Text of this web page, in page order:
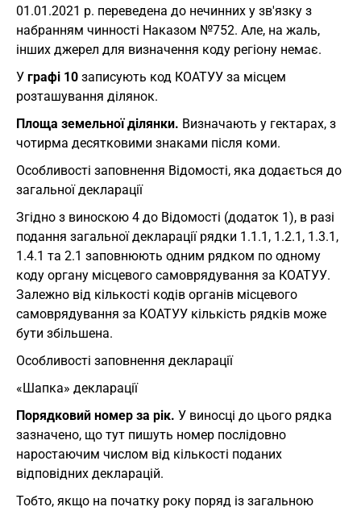
01.01.2021 р. переведена до нечинних у зв'язку з
набранням чинності Наказом №752. Але, на жаль,
інших джерел для визначення коду регіону немає.
У графі 10 записують код КОАТУУ за місцем
розташування ділянок.
Площа земельної ділянки. Визначають у гектарах, з
чотирма десятковими знаками після коми.
Особливості заповнення Відомості, яка додається до
загальної декларації
Згідно з виноскою 4 до Відомості (додаток 1), в разі
подання загальної декларації рядки 1.1.1, 1.2.1, 1.3.1,
1.4.1 та 2.1 заповнюють одним рядком по одному
коду органу місцевого самоврядування за КОАТУУ.
Залежно від кількості кодів органів місцевого
самоврядування за КОАТУУ кількість рядків може
бути збільшена.
Особливості заповнення декларації
«Шапка» декларації
Порядковий номер за рік. У виносці до цього рядка
зазначено, що тут пишуть номер послідовно
наростаючим числом від кількості поданих
відповідних декларацій.
Тобто, якщо на початку року поряд із загальною